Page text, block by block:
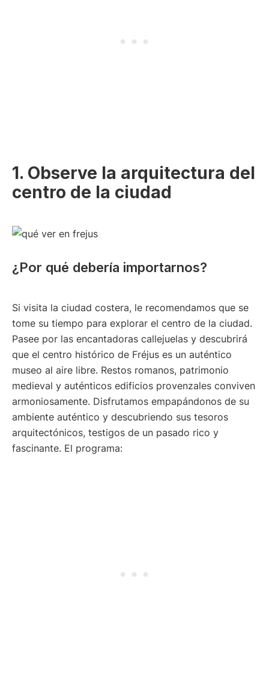
1. Observe la arquitectura del
centro de la ciudad
¿Por qué debería importarnos?
Si visita la ciudad costera, le recomendamos que se
tome su tiempo para explorar el centro de la ciudad.
Pasee por las encantadoras callejuelas y descubrirá
que el centro histórico de Fréjus es un auténtico
museo al aire libre. Restos romanos, patrimonio
medieval y auténticos edificios provenzales conviven
armoniosamente. Disfrutamos empapándonos de su
ambiente auténtico y descubriendo sus tesoros
arquitectónicos, testigos de un pasado rico y
fascinante. El programa: